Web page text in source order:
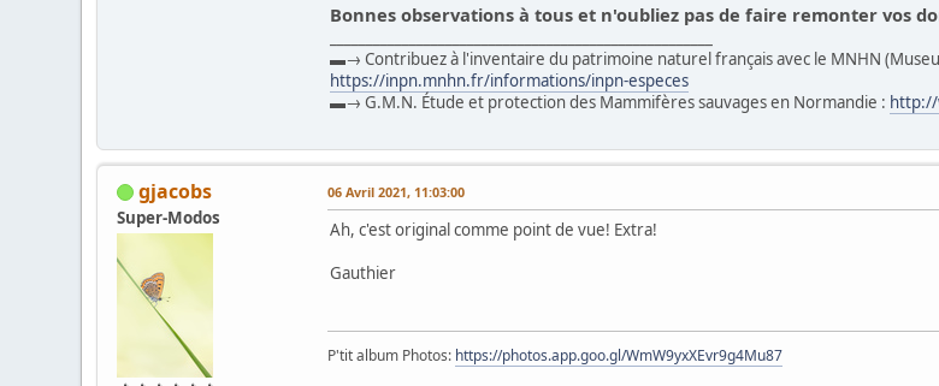
Bonnes observations à tous et n'oubliez pas de faire remonter vos
▬→ Contribuez à l'inventaire du patrimoine naturel français avec le MNHN
https://inpn.mnhn.fr/informations/inpn-especes
▬→ G.M.N. Étude et protection des Mammifères sauvages en Normandie : http://
gjacobs
Super-Modos
06 Avril 2021, 11:03:00
Ah, c'est original comme point de vue! Extra!
Gauthier
P'tit album Photos: https://photos.app.goo.gl/WmW9yxXEvr9g4Mu87